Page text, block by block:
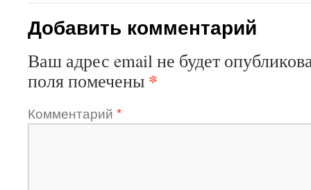
Добавить комментарий
Ваш адрес email не будет
поля помечены *
Комментарий *